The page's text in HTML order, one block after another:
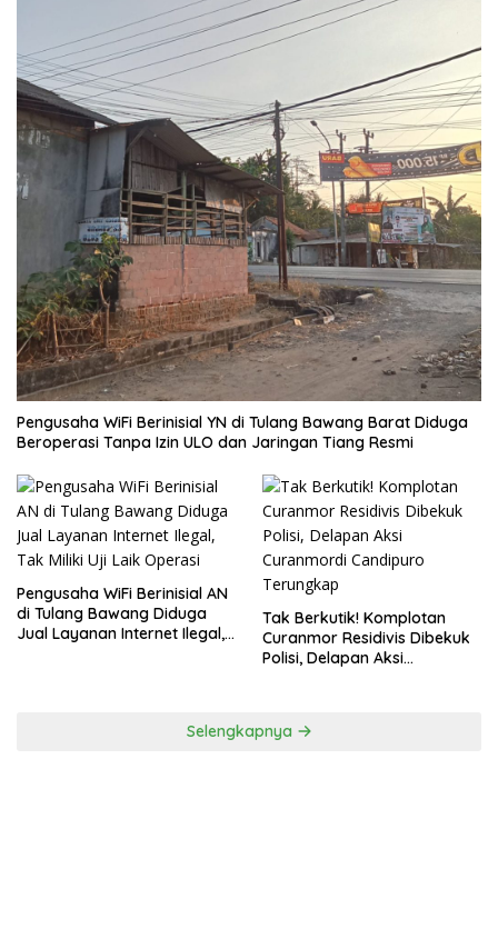
Pengusaha WiFi Berinisial YN di Tulang Bawang Barat Diduga
Beroperasi Tanpa Izin ULO dan Jaringan Tiang Resmi
Pengusaha WiFi Berinisial AN
di Tulang Bawang Diduga
Jual Layanan Internet Ilegal,
Tak Berkutik! Komplotan
Curanmor Residivis Dibekuk
Polisi, Delapan Aksi
Selengkapnya